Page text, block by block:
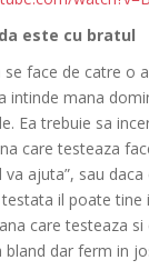
este cu bratul
face de catre o
intinde mana
Ea trebuie sa
care testeaza
va ajuta”, sau
il poate tine
care testeaza
bland dar ferm in